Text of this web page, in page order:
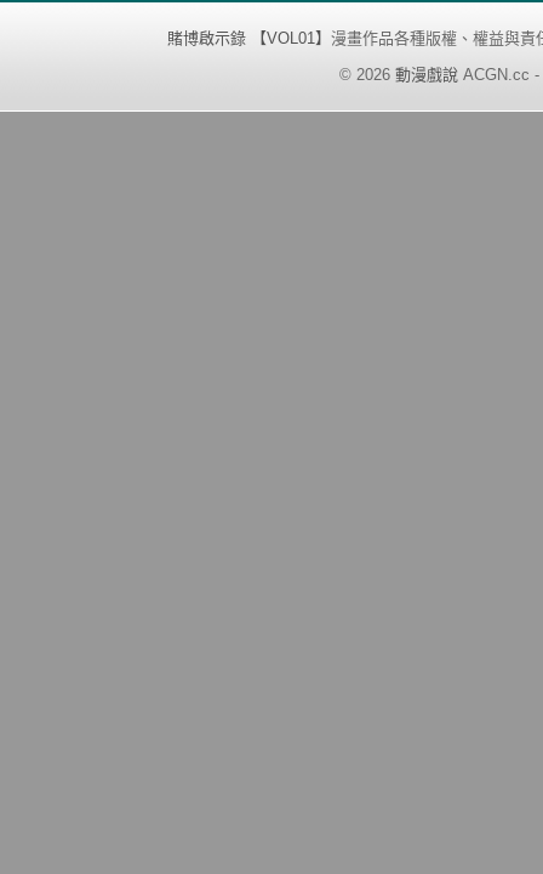
賭博啟示錄 【VOL01】漫畫作品各種版權、權益與責
© 2026 動漫戲說 ACGN.cc